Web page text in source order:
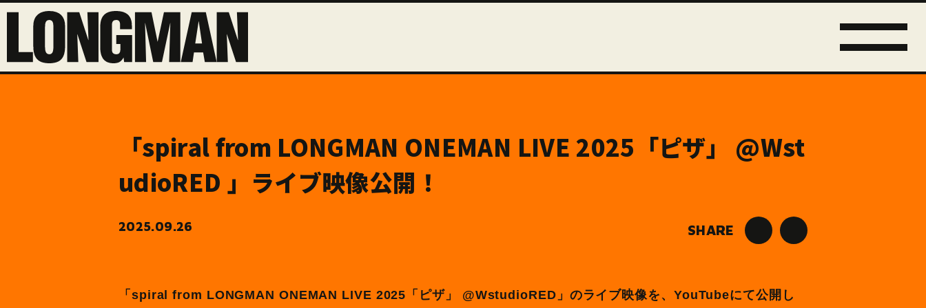
「spiral from LONGMAN ONEMAN LIVE 2025「ピザ」 @Wst
udioRED 」ライブ映像公開！
2025.09.26 SHARE
「spiral from LONGMAN ONEMAN LIVE 2025「ピザ」 @WstudioRED」のライブ映像を、YouTubeにて公開し